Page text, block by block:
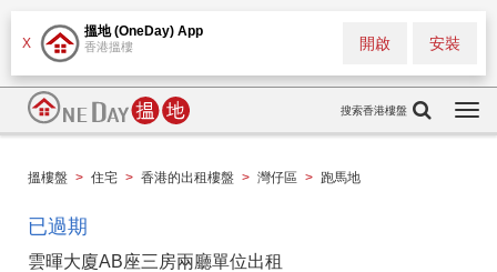
X
搵地 (OneDay) App
香港搵樓 安裝
開啟
搜索香港樓盤
搵樓盤 > 住宅 > 香港的出租樓盤 > 灣仔區 > 跑馬地
已過期
雲暉大廈AB座三房兩廳單位出租